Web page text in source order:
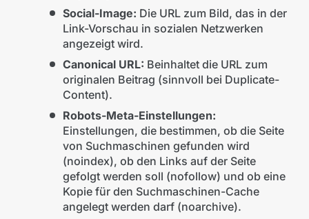
Social-Image: Die URL zum Bild, das in der
Link-Vorschau in sozialen Netzwerken
angezeigt wird.
Canonical URL: Beinhaltet die URL zum
originalen Beitrag (sinnvoll bei Duplicate-
Content).
Robots-Meta-Einstellungen:
Einstellungen, die bestimmen, ob die Seite
von Suchmaschinen gefunden wird
(noindex), ob den Links auf der Seite
gefolgt werden soll (nofollow) und ob eine
Kopie für den Suchmaschinen-Cache
angelegt werden darf (noarchive).